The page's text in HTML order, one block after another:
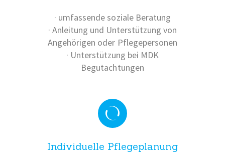
· umfassende soziale Beratung
· Anleitung und Unterstützung von
Angehörigen oder Pflegepersonen
· Unterstützung bei MDK
Begutachtungen
Individuelle Pflegeplanung